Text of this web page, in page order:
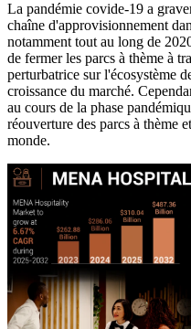
La pandémie covide-19 a
chaîne d'approvisionnement
notamment tout au long de
de fermer les parcs à thème à
perturbatrice sur l'écosystème
croissance du marché.
au cours de la phase
réouverture des parcs à thème
monde.